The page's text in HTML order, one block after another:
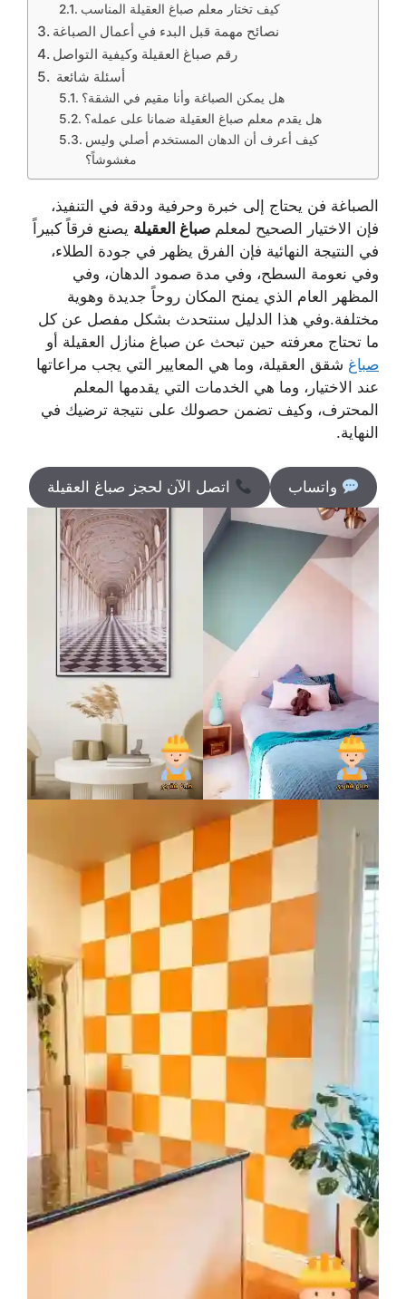
كيف تختار معلم صباغ العقيلة المناسب
نصائح مهمة قبل البدء في أعمال الصباغة
رقم صباغ العقيلة وكيفية التواصل
أسئلة شائعة
هل يمكن الصباغة وأنا مقيم في الشقة؟
هل يقدم معلم صباغ العقيلة ضمانا على عمله؟
كيف أعرف أن الدهان المستخدم أصلي وليس
مغشوشاً؟
الصباغة فن يحتاج إلى خبرة وحرفية ودقة في التنفيذ،
فإن الاختيار الصحيح لمعلم صباغ العقيلة يصنع فرقاً كبيراً
في النتيجة النهائية فإن الفرق يظهر في جودة الطلاء،
وفي نعومة السطح، وفي مدة صمود الدهان، وفي
المظهر العام الذي يمنح المكان روحاً جديدة وهوية
مختلفة.وفي هذا الدليل سنتحدث بشكل مفصل عن كل
ما تحتاج معرفته حين تبحث عن صباغ منازل العقيلة أو
صباغ شقق العقيلة، وما هي المعايير التي يجب مراعاتها
عند الاختيار، وما هي الخدمات التي يقدمها المعلم
المحترف، وكيف تضمن حصولك على نتيجة ترضيك في
النهاية.
واتساب اتصل الآن لحجز صباغ العقيلة